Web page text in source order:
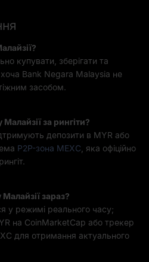
купувати, зберігати та
Bank Negara Malaysia не
засобом.
за рингіти?
депозити в MYR або
P2P-зона MEXC, яка офіційно
зараз?
у режимі реального часу;
на CoinMarketCap або трекер
для отримання актуального